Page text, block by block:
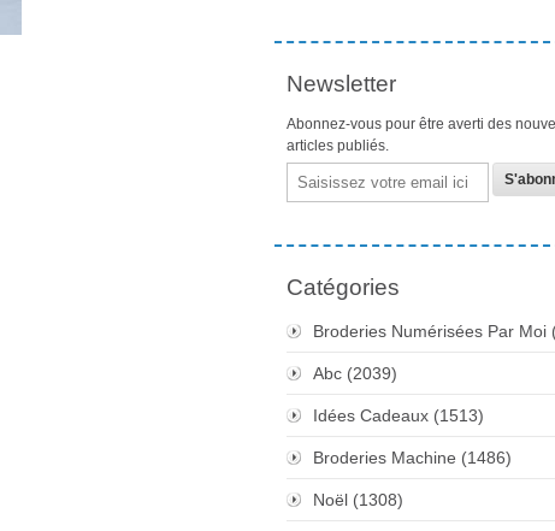
Newsletter
Abonnez-vous pour être averti des
articles publiés.
Email
Catégories
Broderies Numérisées Par Moi
Abc (2039)
Idées Cadeaux (1513)
Broderies Machine (1486)
Noël (1308)